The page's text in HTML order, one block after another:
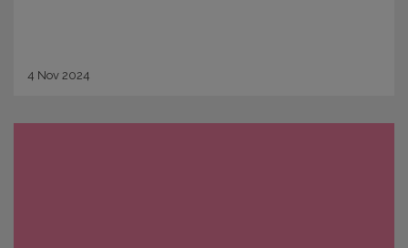
4 Nov 2024